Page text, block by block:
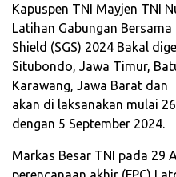
Kapuspen TNI Mayjen TNI
Latihan Gabungan
Shield (SGS) 2024 Bakal
Situbondo, Jawa Timur,
Karawang, Jawa Barat dan
akan di laksanakan mulai
dengan 5 September 2024.
Markas Besar TNI pada 29